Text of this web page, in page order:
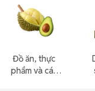
Đồ ăn, thực
phẩm và các